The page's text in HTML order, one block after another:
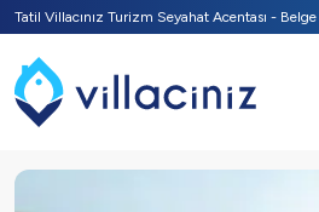
Tatil Villacınız Turizm Seyahat Acentası -